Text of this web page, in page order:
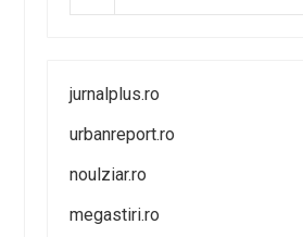
jurnalplus.ro
urbanreport.ro
noulziar.ro
megastiri.ro